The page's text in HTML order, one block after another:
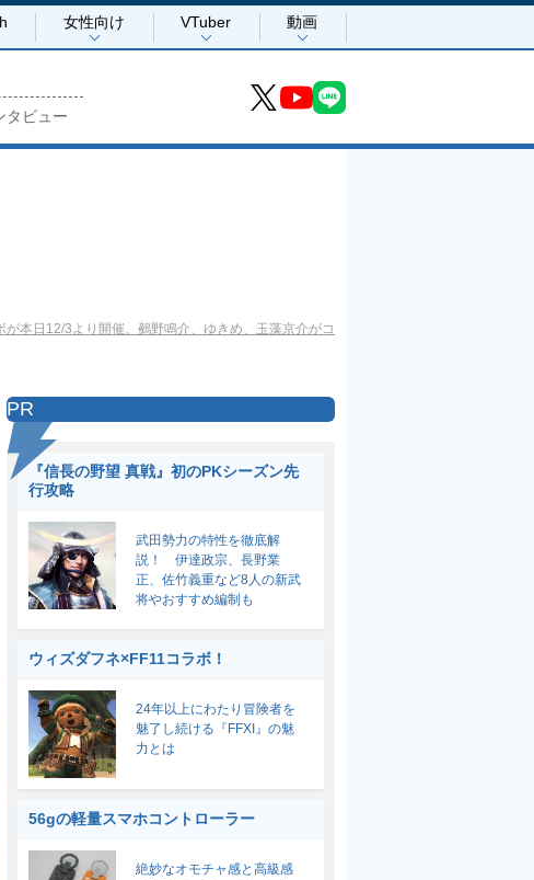
女性向け VTuber 動画
タビュー
が本日12/3より開催。鵺野鳴介、ゆきめ、玉藻京介がコ
PR
『信長の野望 真戦』初のPKシーズン先
行攻略
武田勢力の特性を徹底解
説！ 伊達政宗、長野業
正、佐竹義重など8人の新武
将やおすすめ編制も
ウィズダフネ×FF11コラボ！
24年以上にわたり冒険者を
魅了し続ける『FFXI』の魅
力とは
56gの軽量スマホコントローラー
絶妙なオモチャ感と高級感